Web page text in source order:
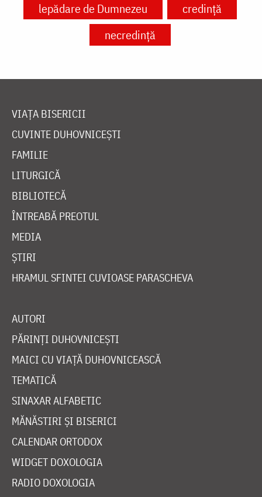
lepădare de Dumnezeu
credință
necredință
VIAȚA BISERICII
CUVINTE DUHOVNICEȘTI
FAMILIE
LITURGICĂ
BIBLIOTECĂ
ÎNTREABĂ PREOTUL
MEDIA
ȘTIRI
HRAMUL SFINTEI CUVIOASE PARASCHEVA
AUTORI
PĂRINȚI DUHOVNICEȘTI
MAICI CU VIAȚĂ DUHOVNICEASCĂ
TEMATICĂ
SINAXAR ALFABETIC
MĂNĂSTIRI ȘI BISERICI
CALENDAR ORTODOX
WIDGET DOXOLOGIA
RADIO DOXOLOGIA